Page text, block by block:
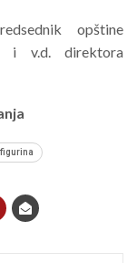
opštine
i v.d. direktora